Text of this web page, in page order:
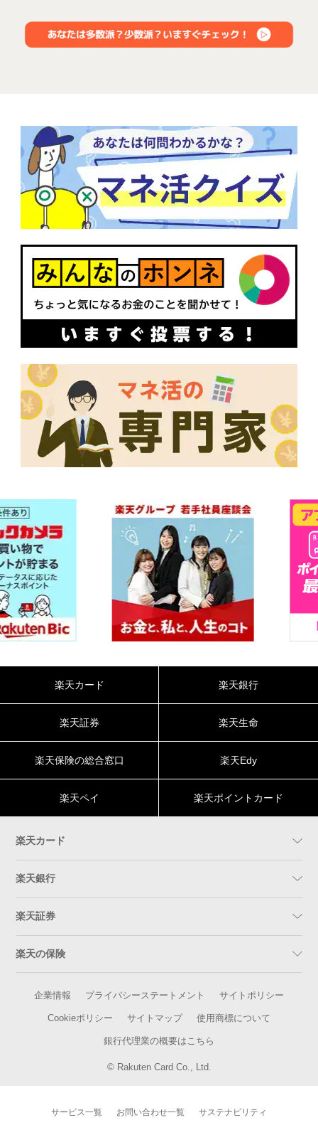
楽天カード 楽天銀行
楽天証券 楽天生命
楽天保険の総合窓口 楽天Edy
楽天ペイ 楽天ポイントカード
楽天カード
楽天銀行
楽天証券
楽天の保険
企業情報 プライバシーステートメント サイトポリシー
Cookieポリシー サイトマップ 使用商標について
銀行代理業の概要はこちら
© Rakuten Card Co., Ltd.
サービス一覧 お問い合わせ一覧 サステナビリティ